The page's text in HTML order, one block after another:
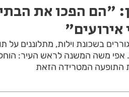
"הם הפכו את
אירועים"
בשכונת וילות, מתלוננים
אפי משה המשנה לראש העיר:
התופעה המטרידה הזאת